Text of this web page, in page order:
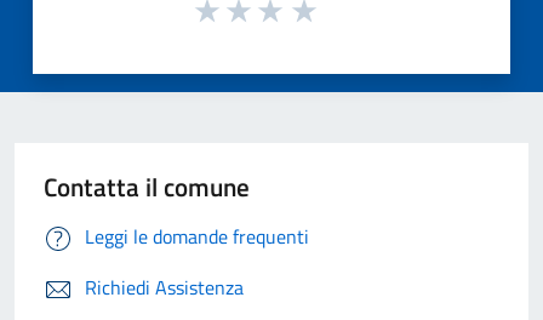
Contatta il comune
Leggi le domande frequenti
Richiedi Assistenza